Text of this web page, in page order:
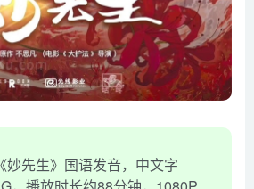
妙先生》国语发音，中文字